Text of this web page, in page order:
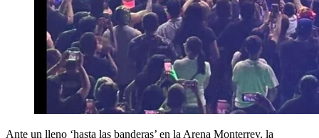
Ante un lleno ‘hasta las banderas’ en la Arena Monterrey, la